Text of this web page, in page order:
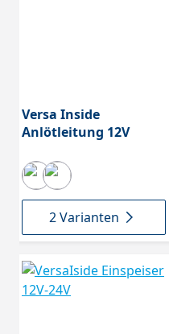
Versa Inside
Anlötleitung 12V
2 Varianten